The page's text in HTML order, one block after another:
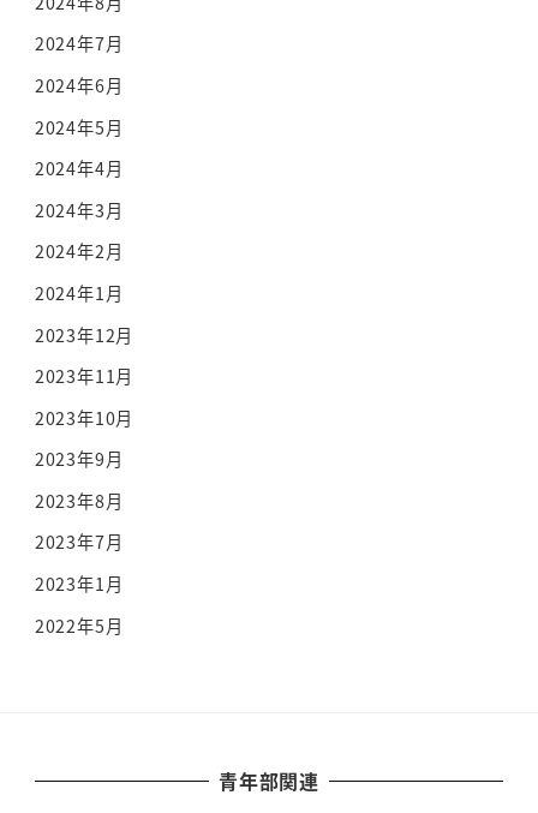
2024年7月
2024年6月
2024年5月
2024年4月
2024年3月
2024年2月
2024年1月
2023年12月
2023年11月
2023年10月
2023年9月
2023年8月
2023年7月
2023年1月
2022年5月
青年部関連